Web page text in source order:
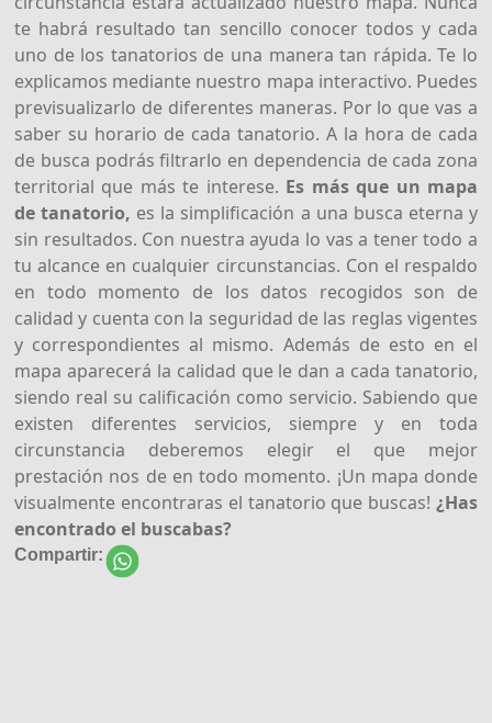
te habrá resultado tan sencillo conocer todos y cada
uno de los tanatorios de una manera tan rápida. Te lo
explicamos mediante nuestro mapa interactivo. Puedes
previsualizarlo de diferentes maneras. Por lo que vas a
saber su horario de cada tanatorio. A la hora de cada
de busca podrás filtrarlo en dependencia de cada zona
territorial que más te interese. Es más que un mapa
de tanatorio, es la simplificación a una busca eterna y
sin resultados. Con nuestra ayuda lo vas a tener todo a
tu alcance en cualquier circunstancias. Con el respaldo
en todo momento de los datos recogidos son de
calidad y cuenta con la seguridad de las reglas vigentes
y correspondientes al mismo. Además de esto en el
mapa aparecerá la calidad que le dan a cada tanatorio,
siendo real su calificación como servicio. Sabiendo que
existen diferentes servicios, siempre y en toda
circunstancia deberemos elegir el que mejor
prestación nos de en todo momento. ¡Un mapa donde
visualmente encontraras el tanatorio que buscas! ¿Has
encontrado el buscabas?
Compartir: